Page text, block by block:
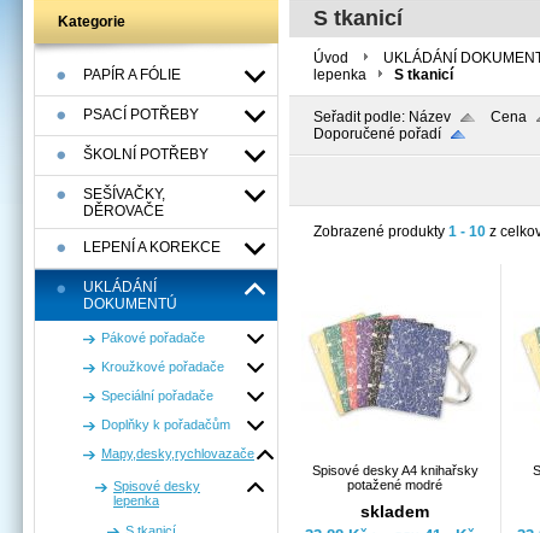
Kategorie
PAPÍR A FÓLIE
PSACÍ POTŘEBY
ŠKOLNÍ POTŘEBY
SEŠÍVAČKY,
DĚROVAČE
LEPENÍ A KOREKCE
UKLÁDÁNÍ
DOKUMENTÚ
Pákové pořadače
Kroužkové pořadače
Speciální pořadače
Doplňky k pořadačům
Mapy,desky,rychlovazače
Spisové desky
lepenka
S tkanicí
Úvod
UKLÁDÁNÍ
lepenka
S tkanicí
Seřadit podle: Název
Cena
Doporučené pořadí
Zobrazené produkty 1 - 10 z
Spisové desky A4 knihařsky
potažené modré
skladem